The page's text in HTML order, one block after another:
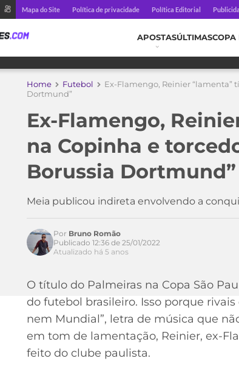
Mapa do Site Política de privacidade Política Editorial
APOSTASÚLTIMASCOPA
Home Futebol
Ex-Flamengo, Reinier “lamenta”
Dortmund”
Ex-Flamengo,
na Copinha e
Borussia Dortmund”
Meia publicou indireta envolvendo a
Por Bruno Romão
Publicado 12:36 de 25/01/2022
Atualizado há 5 anos
O título do Palmeiras na Copa São
do futebol brasileiro. Isso porque
nem Mundial”, letra de música que
em tom de lamentação, Reinier, ex-
feito do clube paulista.